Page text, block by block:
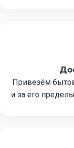
Привезём
и за его